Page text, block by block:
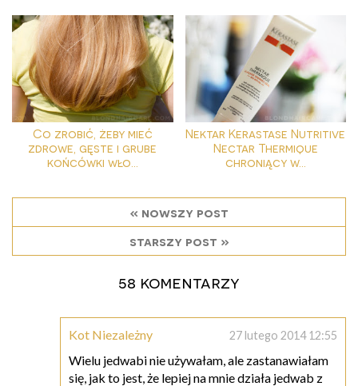
Co zrobić, żeby mieć
zdrowe, gęste i grube
końcówki wło...
Nektar Kerastase Nutritive
Nectar Thermique
chroniący w...
« nowszy post
starszy post »
58 komentarzy
Kot Niezależny 27 lutego 2014 12:55
Wielu jedwabi nie używałam, ale zastanawiałam
się, jak to jest, że lepiej na mnie działa jedwab z